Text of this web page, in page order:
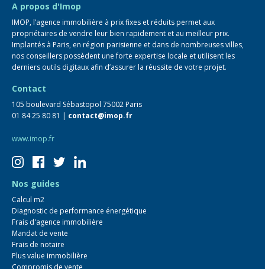
A propos d'Imop
IMOP, l’agence immobilière à prix fixes et réduits permet aux
propriétaires de vendre leur bien rapidement et au meilleur prix.
Implantés à Paris, en région parisienne et dans de nombreuses villes,
nos conseillers possèdent une forte expertise locale et utilisent les
derniers outils digitaux afin d’assurer la réussite de votre projet.
Contact
105 boulevard Sébastopol 75002 Paris
01 84 25 80 81 | contact@imop.fr
www.imop.fr
Nos guides
Calcul m2
Diagnostic de performance énergétique
Frais d'agence immobilière
Mandat de vente
Frais de notaire
Plus value immobilière
Compromis de vente